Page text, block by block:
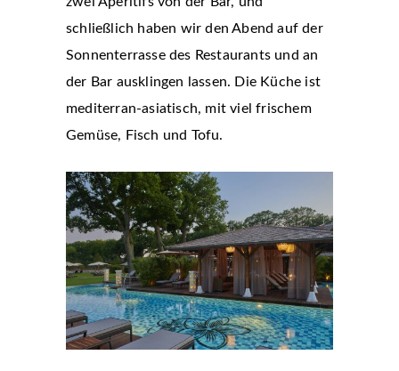
schließlich haben wir den Abend auf der
Sonnenterrasse des Restaurants und an
der Bar ausklingen lassen. Die Küche ist
mediterran-asiatisch, mit viel frischem
Gemüse, Fisch und Tofu.